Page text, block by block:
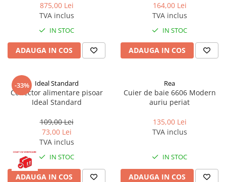
875,00 Lei
TVA inclus
IN STOC
ADAUGA IN COS
164,00 Lei
TVA inclus
IN STOC
ADAUGA IN COS
-33% Ideal Standard
Conector alimentare pisoar
Ideal Standard
109,00 Lei
73,00 Lei
TVA inclus
IN STOC
ADAUGA IN COS
Rea
Cuier de baie 6606 Modern
auriu periat
135,00 Lei
TVA inclus
IN STOC
ADAUGA IN COS